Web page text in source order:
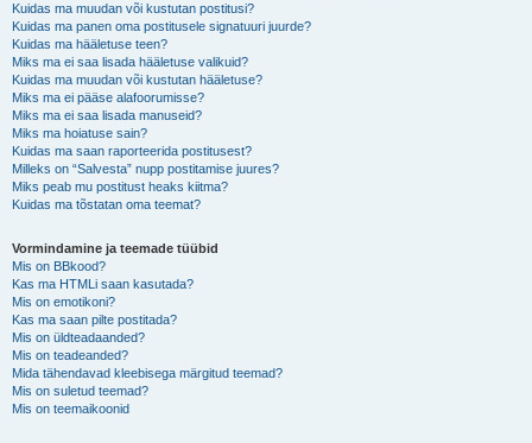
Kuidas ma muudan või kustutan postitusi?
Kuidas ma panen oma postitusele signatuuri juurde?
Kuidas ma hääletuse teen?
Miks ma ei saa lisada hääletuse valikuid?
Kuidas ma muudan või kustutan hääletuse?
Miks ma ei pääse alafoorumisse?
Miks ma ei saa lisada manuseid?
Miks ma hoiatuse sain?
Kuidas ma saan raporteerida postitusest?
Milleks on “Salvesta” nupp postitamise juures?
Miks peab mu postitust heaks kiitma?
Kuidas ma tõstatan oma teemat?
Vormindamine ja teemade tüübid
Mis on BBkood?
Kas ma HTMLi saan kasutada?
Mis on emotikoni?
Kas ma saan pilte postitada?
Mis on üldteadaanded?
Mis on teadeanded?
Mida tähendavad kleebisega märgitud teemad?
Mis on suletud teemad?
Mis on teemaikoonid